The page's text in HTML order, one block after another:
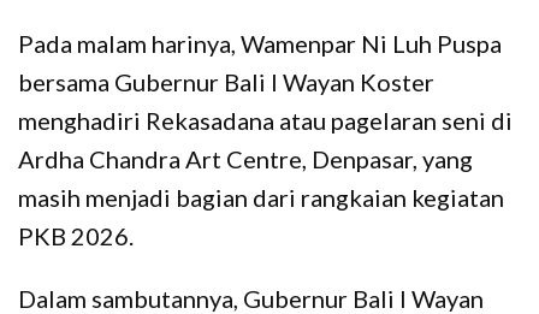
Pada malam harinya, Wamenpar Ni Luh Puspa
bersama Gubernur Bali I Wayan Koster
menghadiri Rekasadana atau pagelaran seni di
Ardha Chandra Art Centre, Denpasar, yang
masih menjadi bagian dari rangkaian kegiatan
PKB 2026.
Dalam sambutannya, Gubernur Bali I Wayan